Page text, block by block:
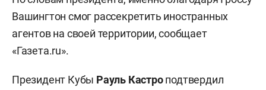
Вашингтон смог рассекретить иностранных
агентов на своей территории, сообщает
«Газета.ru».
Президент Кубы Рауль Кастроподтвердил